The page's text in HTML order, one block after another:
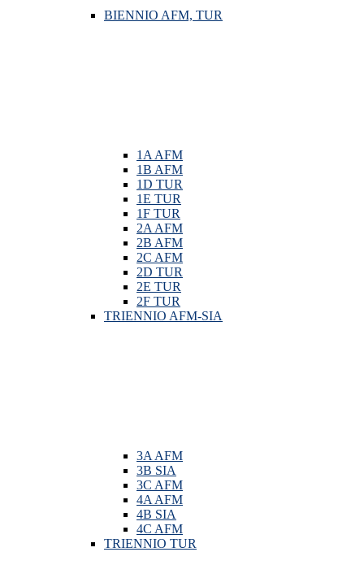
BIENNIO AFM, TUR
1A AFM
1B AFM
1D TUR
1E TUR
1F TUR
2A AFM
2B AFM
2C AFM
2D TUR
2E TUR
2F TUR
TRIENNIO AFM-SIA
3A AFM
3B SIA
3C AFM
4A AFM
4B SIA
4C AFM
TRIENNIO TUR